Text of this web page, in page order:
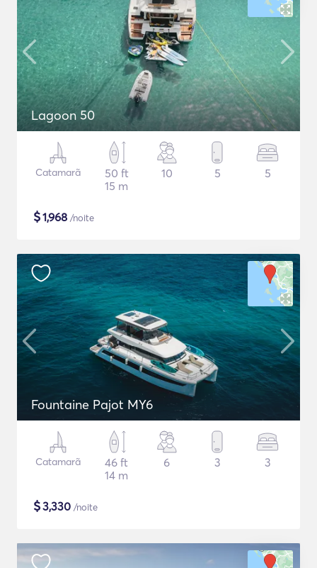
Lagoon 50
Catamarã
50 ft
15 m
10 5 5
$1,968 /noite
Fountaine Pajot MY6
Catamarã
46 ft
14 m
6 3 3
$3,330 /noite